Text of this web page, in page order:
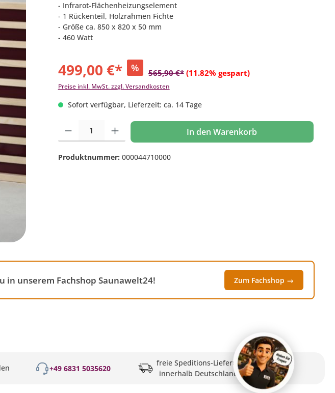
- Infrarot-Flächenheizungselement
- 1 Rückenteil, Holzrahmen Fichte
- Größe ca. 850 x 820 x 50 mm
- 460 Watt
499,00 €* % 565,90 €* (11.82% gespart)
Preise inkl. MwSt. zzgl. Versandkosten
Sofort verfügbar, Lieferzeit: ca. 14 Tage
Produkt Anzahl: Gib den gewünschten Wert ein oder benutze die Schaltflächen um die
In den Warenkorb
Produktnummer: 000044710000
unserem Fachshop Saunawelt24! Zum Fachshop →
+49 6831 5035620
freie Speditions-Lieferung
innerhalb Deutschlands